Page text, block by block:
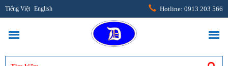
Tiếng Việt English Hotline: 0913 203 566